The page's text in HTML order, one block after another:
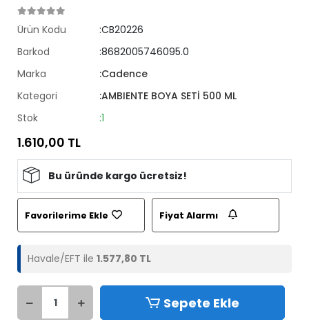
Ürün Kodu
:CB20226
Barkod
:8682005746095.0
Marka
:Cadence
Kategori
:AMBIENTE BOYA SETİ 500 ML
Stok
:1
1.610,00 TL
Bu üründe kargo ücretsiz!
Favorilerime Ekle Fiyat Alarmı
Havale/EFT ile 1.577,80 TL
Sepete Ekle